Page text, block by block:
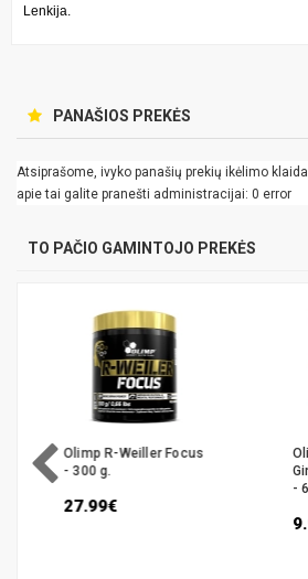
Lenkija.
PANAŠIOS PREKĖS
Atsiprašome, ivyko panašių prekių ikėlimo
apie tai galite pranešti administracijai: 0 error
TO PAČIO GAMINTOJO PREKĖS
Olimp R-Weiller Focus
- 300 g.
27.99€
-